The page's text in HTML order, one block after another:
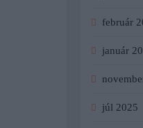
február
január
júl 2025